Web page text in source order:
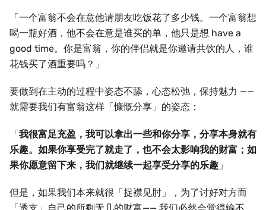
「一个富翁不会在意他请朋友吃饭花了多少钱。一个富翁想
喝一瓶好酒，他不会在意是谁买的单，他只是想 have a
good time。你是富翁，你的伴侣就是你邀请共饮的人，谁
花钱买了酒重要吗？」
要做到在主动的过程中姿态不舔，心态松弛，保持魅力 ——
就需要我们有富翁这样「慷慨分享」的姿态：
「我很富足充盈，我可以拿出一些和你分享，分享本身就有
乐趣。如果你享受完了就走了，也不会太影响我的财富；如
果你愿意留下来，我们就继续一起享受分享的乐趣 」
但是，如果我们本来就很「捉襟见肘」，为了讨好对方而